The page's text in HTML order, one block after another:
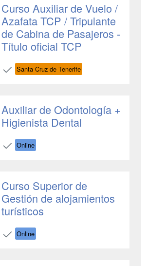
Curso Auxiliar de Vuelo /
Azafata TCP / Tripulante
de Cabina de Pasajeros -
Título oficial TCP
Santa Cruz de Tenerife
Auxiliar de Odontología +
Higienista Dental
Online
Curso Superior de
Gestión de alojamientos
turísticos
Online